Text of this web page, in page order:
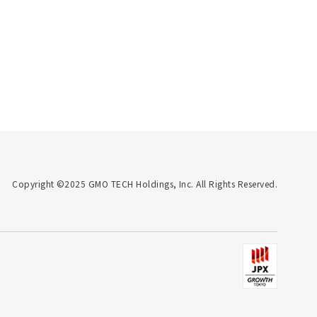
Copyright ©2025 GMO TECH Holdings, Inc. All Rights Reserved.